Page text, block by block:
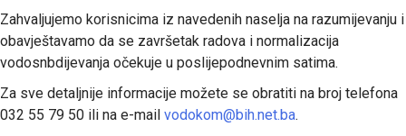
Zahvaljujemo korisnicima iz navedenih naselja na razumijevanju i
obavještavamo da se završetak radova i normalizacija
vodosnbdijevanja očekuje u poslijepodnevnim satima.
Za sve detaljnije informacije možete se obratiti na broj telefona
032 55 79 50 ili na e-mail vodokom@bih.net.ba.